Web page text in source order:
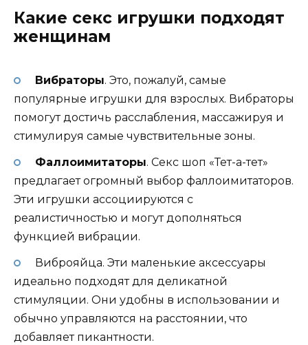
Какие секс игрушки подходят
женщинам
Вибраторы. Это, пожалуй, самые
популярные игрушки для взрослых. Вибраторы
помогут достичь расслабления, массажируя и
стимулируя самые чувствительные зоны.
Фаллоимитаторы. Секс шоп «Тет-а-тет»
предлагает огромный выбор фаллоимитаторов.
Эти игрушки ассоциируются с
реалистичностью и могут дополняться
функцией вибрации.
Виброяйца. Эти маленькие аксессуары
идеально подходят для деликатной
стимуляции. Они удобны в использовании и
обычно управляются на расстоянии, что
добавляет пикантности.